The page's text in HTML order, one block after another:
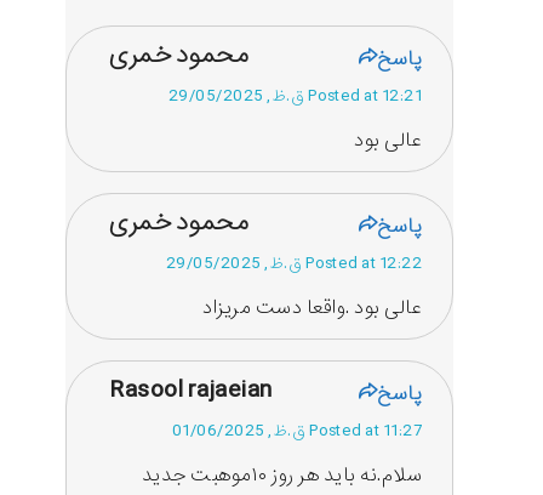
محمود خمری پاسخ
Posted at 12:21 ق.ظ, 29/05/2025
عالی بود
محمود خمری پاسخ
Posted at 12:22 ق.ظ, 29/05/2025
عالی بود .واقعا دست مریزاد
Rasool rajaeian پاسخ
Posted at 11:27 ق.ظ, 01/06/2025
سلام.نه باید هر روز ۱۰موهبت جدید